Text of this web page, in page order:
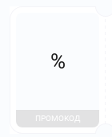
%
ПРОМОКОД